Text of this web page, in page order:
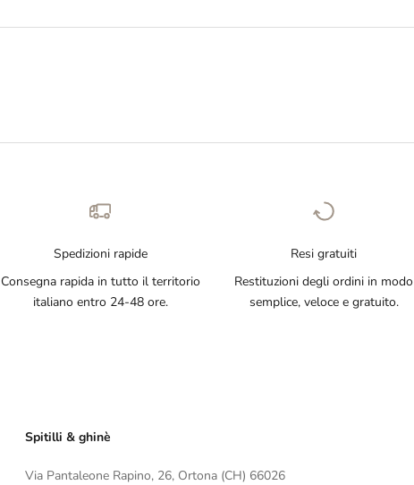
Spedizioni rapide
Consegna rapida in tutto il territorio
italiano entro 24-48 ore.
Resi gratuiti
Restituzioni degli ordini in modo
semplice, veloce e gratuito.
Spitilli & ghinè
Via Pantaleone Rapino, 26, Ortona (CH) 66026